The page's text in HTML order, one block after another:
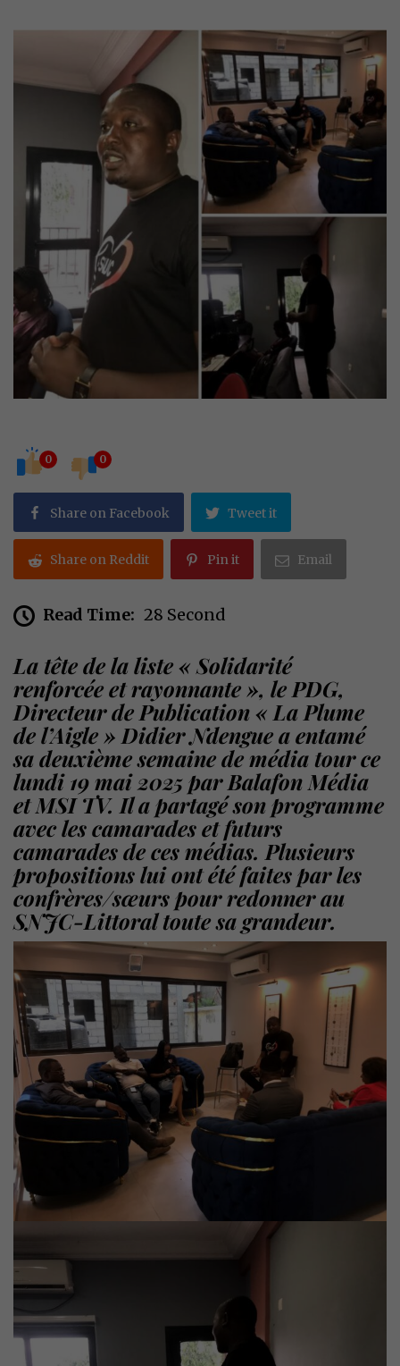
0 0
Share on Facebook Tweet it
Share on Reddit Pin it Email
Read Time: 28 Second
La tête de la liste « Solidarité
renforcée et rayonnante », le PDG,
Directeur de Publication « La Plume
de l’Aigle » Didier Ndenguea entamé
sa deuxième semaine de média tour ce
lundi 19 mai 2025 parBalafon Média
etMSI TV. Il a partagé son programme
avec les camarades et futurs
camarades de ces médias. Plusieurs
propositions lui ont été faites par les
confrères/sœurs pour redonner au
SNJC-Littoraltoute sa grandeur.